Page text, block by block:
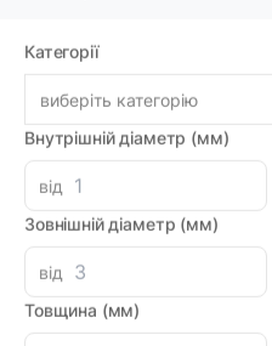
Категорії
виберіть категорію
Внутрішній діаметр (мм)
від
Зовнішній діаметр (мм)
від
Товщина (мм)
Бренд:DPRS
645.12грн
-
564.48 при замовленні на